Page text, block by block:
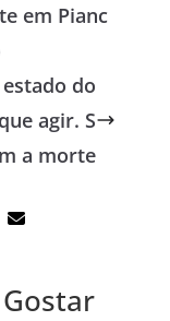
em Pianc
do
agir. S
a morte